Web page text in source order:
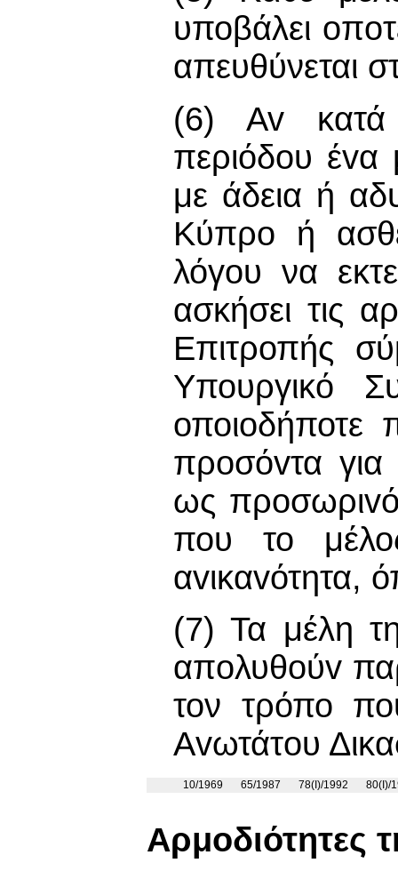
υποβάλει
απευθύνεται
(6) Av κατά
περιόδου έvα
με άδεια ή
Κύπρο ή
λόγου να
ασκήσει τις
Επιτροπής
Υπουργικό
οποιοδήποτε
πρoσόvτα για
ως πρoσωριvό
που το
αvικαvότητα,
(7) Τα μέλη
απoλυθoύv
τον τρόπο
Αvωτάτoυ
10/1969 65/1987 78(I)/1992 80(I)/
Αρμοδιότητες